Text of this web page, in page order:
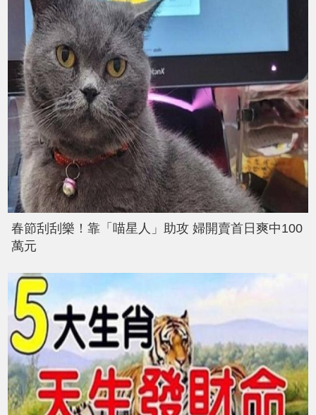
春節刮刮樂！靠「喵星人」助攻 婦開賣首日爽中100
萬元